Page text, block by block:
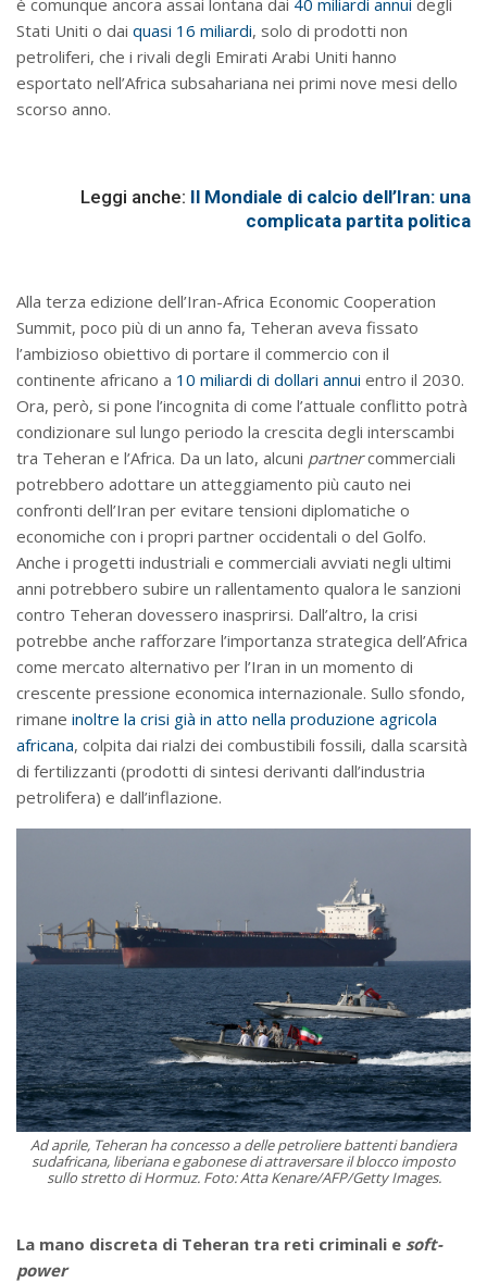
Stati Uniti o dai quasi 16 miliardi, solo di prodotti non
petroliferi, che i rivali degli Emirati Arabi Uniti hanno
esportato nell’Africa subsahariana nei primi nove mesi dello
scorso anno.
Leggi anche: Il Mondiale di calcio dell’Iran: una
complicata partita politica
Alla terza edizione dell’Iran-Africa Economic Cooperation
Summit, poco più di un anno fa, Teheran aveva fissato
l’ambizioso obiettivo di portare il commercio con il
continente africano a 10 miliardi di dollari annui entro il 2030.
Ora, però, si pone l’incognita di come l’attuale conflitto potrà
condizionare sul lungo periodo la crescita degli interscambi
tra Teheran e l’Africa. Da un lato, alcuni partnercommerciali
potrebbero adottare un atteggiamento più cauto nei
confronti dell’Iran per evitare tensioni diplomatiche o
economiche con i propri partner occidentali o del Golfo.
Anche i progetti industriali e commerciali avviati negli ultimi
anni potrebbero subire un rallentamento qualora le sanzioni
contro Teheran dovessero inasprirsi. Dall’altro, la crisi
potrebbe anche rafforzare l’importanza strategica dell’Africa
come mercato alternativo per l’Iran in un momento di
crescente pressione economica internazionale. Sullo sfondo,
rimane inoltre la crisi già in atto nella produzione agricola
africana, colpita dai rialzi dei combustibili fossili, dalla scarsità
di fertilizzanti (prodotti di sintesi derivanti dall’industria
petrolifera) e dall’inflazione.
Ad aprile, Teheran ha concesso a delle petroliere battenti bandiera
sudafricana, liberiana e gabonese di attraversare il blocco imposto
sullo stretto di Hormuz. Foto: Atta Kenare/AFP/Getty Images.
La mano discreta di Teheran tra reti criminali e soft-
power